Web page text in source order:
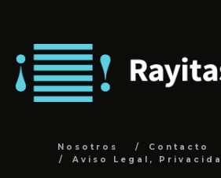
Nosotros Contacto
Aviso Legal,